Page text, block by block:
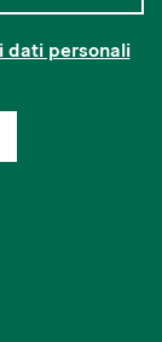
dati personali